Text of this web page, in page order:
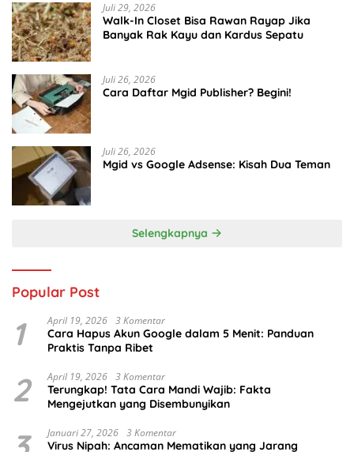
Juli 29, 2026
Walk-In Closet Bisa Rawan Rayap Jika
Banyak Rak Kayu dan Kardus Sepatu
Juli 26, 2026
Cara Daftar Mgid Publisher? Begini!
Juli 26, 2026
Mgid vs Google Adsense: Kisah Dua Teman
Selengkapnya
Popular Post
1 April 19, 2026 3 Komentar
Cara Hapus Akun Google dalam 5 Menit: Panduan
Praktis Tanpa Ribet
2 April 19, 2026 3 Komentar
Terungkap! Tata Cara Mandi Wajib: Fakta
Mengejutkan yang Disembunyikan
Januari 27, 2026 3 Komentar
Virus Nipah: Ancaman Mematikan yang Jarang